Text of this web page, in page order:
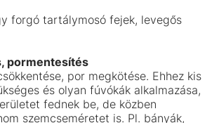
forgó tartálymosó fejek, levegős
pormentesítés
por megkötése. Ehhez kis
és olyan fúvókák alkalmazása,
fednek be, de közben
szemcseméretet is. Pl. bányák,